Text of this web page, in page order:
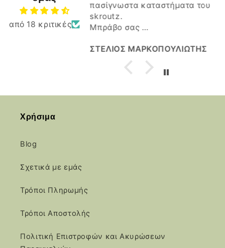
από 18 κριτικές
πασίγνωστα καταστήματα του
skroutz.
Μπράβο σας
ΣΤΕΛΙΟΣ ΜΑΡΚΟΠΟΥΛΙΩΤΗΣ
Χρήσιμα
Blog
Σχετικά με εμάς
Τρόποι Πληρωμής
Τρόποι Αποστολής
Πολιτική Επιστροφών και Ακυρώσεων